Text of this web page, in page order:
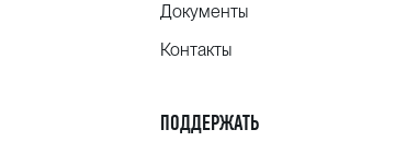
Документы
Контакты
ПОДДЕРЖАТЬ